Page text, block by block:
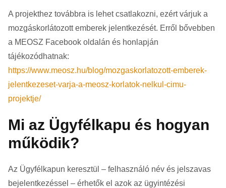
A projekthez továbbra is lehet csatlakozni, ezért várjuk a
mozgáskorlátozott emberek jelentkezését. Erről bővebben
a MEOSZ Facebook oldalán és honlapján
tájékozódhatnak:
https://www.meosz.hu/blog/mozgaskorlatozott-emberek-
jelentkezeset-varja-a-meosz-korlatok-nelkul-cimu-
projektje/
Mi az Ügyfélkapu és hogyan
működik?
Az Ügyfélkapun keresztül – felhasználó név és jelszavas
bejelentkezéssel – érhetők el azok az ügyintézési